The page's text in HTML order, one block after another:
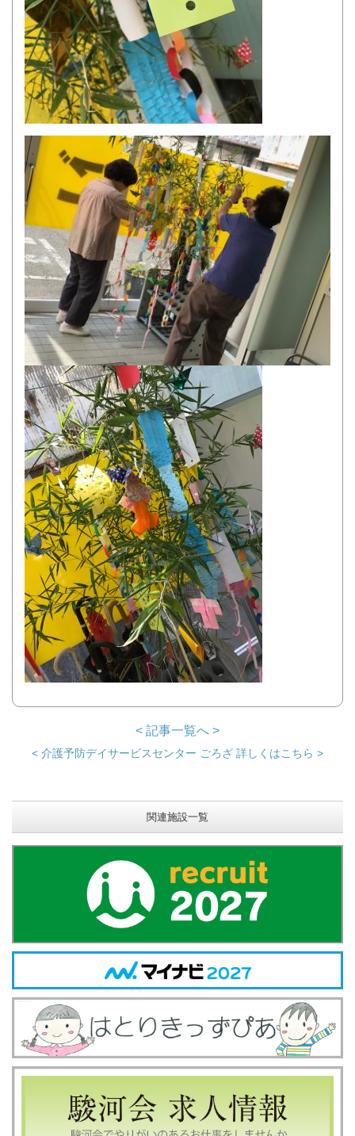
< 記事一覧へ >
< 介護予防デイサービスセンター ごろざ 詳しくはこちら >
関連施設一覧